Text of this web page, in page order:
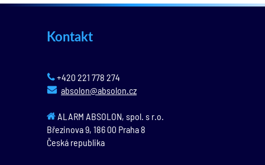
Kontakt
+420 221 778 274
absolon@absolon.cz
ALARM ABSOLON, spol. s r.o.
Březinova 9, 186 00 Praha 8
Česká republika